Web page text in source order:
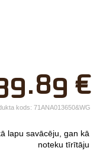
×
Jūsu vārds*
Uzņēmuma
tālr.*
€
kods: 71ANA013650&WG
lapu savācēju, gan kā
noteku tīrītāju